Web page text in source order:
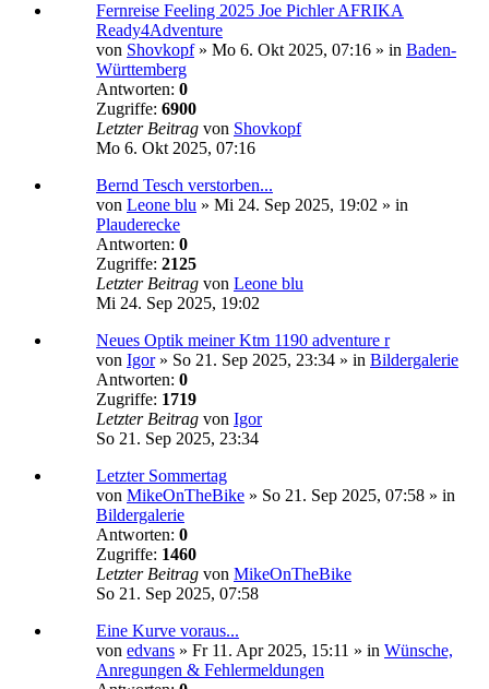
Fernreise Feeling 2025 Joe Pichler AFRIKA
Ready4Adventure
von Shovkopf» Mo 6. Okt 2025, 07:16 » in Baden-
Württemberg
Antworten: 0
Zugriffe: 6900
Letzter Beitrag von Shovkopf
Mo 6. Okt 2025, 07:16
Bernd Tesch verstorben...
von Leone blu » Mi 24. Sep 2025, 19:02 » in
Plauderecke
Antworten: 0
Zugriffe: 2125
Letzter Beitrag von Leone blu
Mi 24. Sep 2025, 19:02
Neues Optik meiner Ktm 1190 adventure r
von Igor» So 21. Sep 2025, 23:34 » in Bildergalerie
Antworten: 0
Zugriffe: 1719
Letzter Beitrag von Igor
So 21. Sep 2025, 23:34
Letzter Sommertag
von MikeOnTheBike » So 21. Sep 2025, 07:58 » in
Bildergalerie
Antworten: 0
Zugriffe: 1460
Letzter Beitrag von MikeOnTheBike
So 21. Sep 2025, 07:58
Eine Kurve voraus...
von edvans » Fr 11. Apr 2025, 15:11 » in Wünsche,
Anregungen & Fehlermeldungen